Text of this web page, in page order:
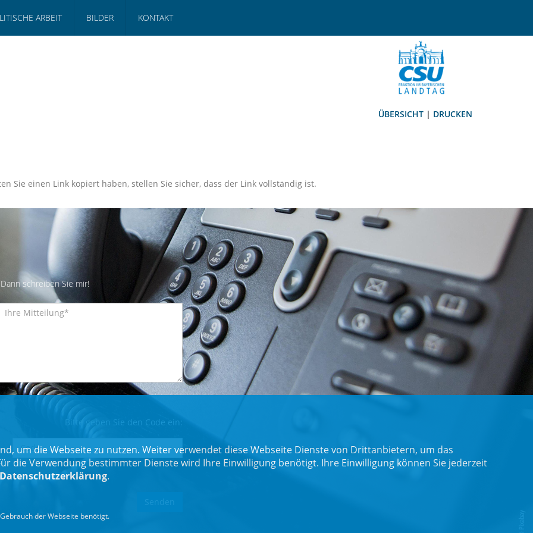
ARBEIT BILDER KONTAKT
ÜBERSICHT | DRUCKEN
Sie einen Link kopiert haben, stellen Sie sicher, dass der Link vollständig ist.
schreiben Sie mir!
Bitte geben Sie den Code ein:
um die Webseite zu nutzen. Weiter verwendet diese Webseite Dienste von Drittanbietern, um das
die Verwendung bestimmter Dienste wird Ihre Einwilligung benötigt. Ihre Einwilligung können Sie jederzeit
.
der Webseite benötigt.